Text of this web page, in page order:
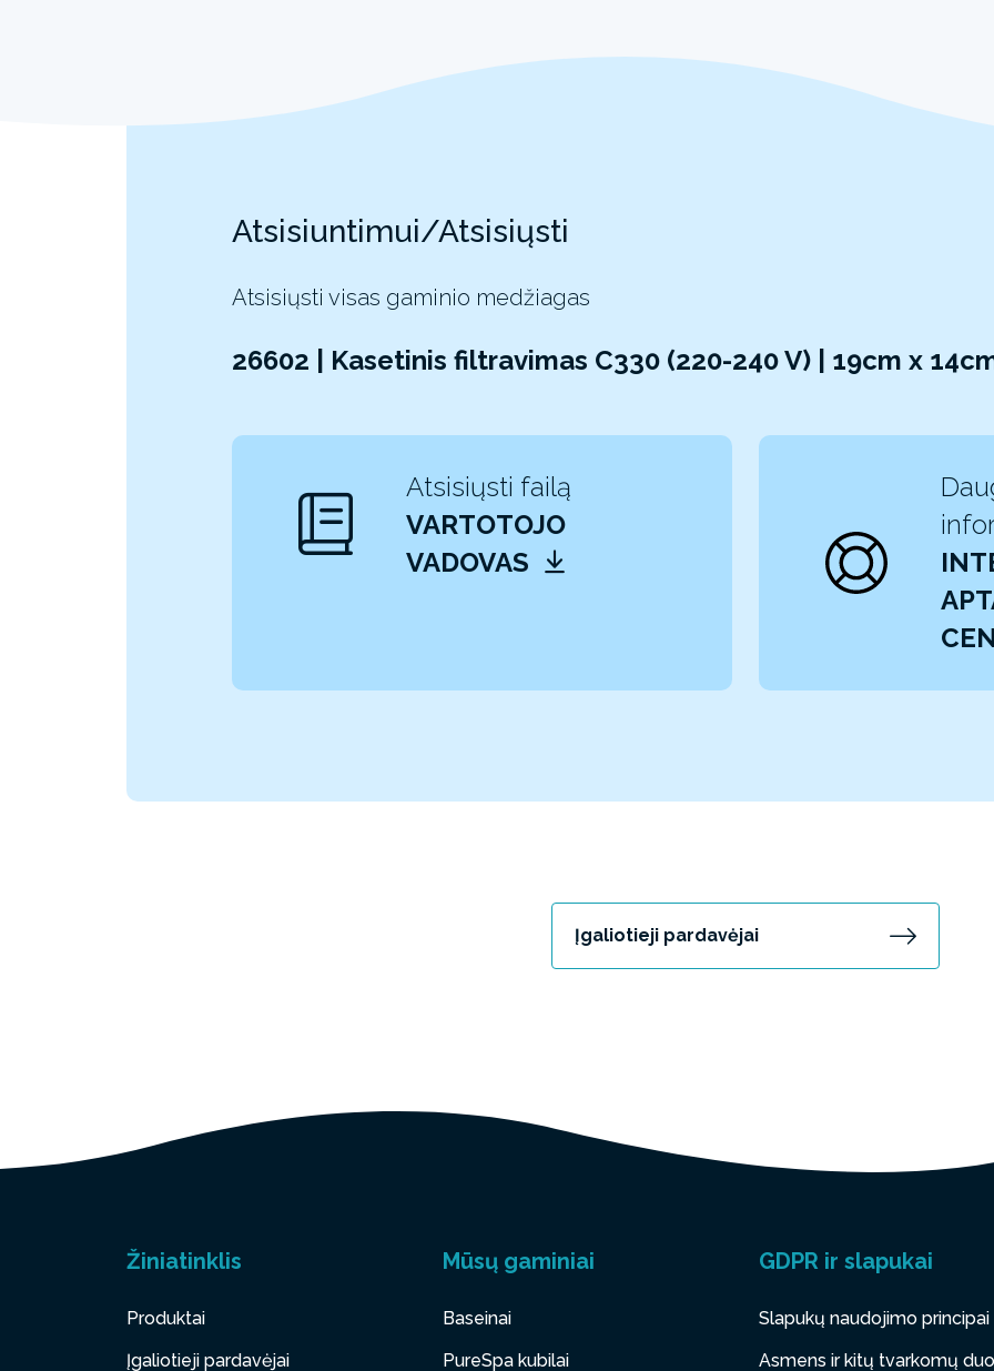
Atsisiuntimui/Atsisiųsti
Atsisiųsti visas gaminio medžiagas
26602 | Kasetinis filtravimas C330 (220-240 V) | 19cm x
Atsisiųsti failą
VARTOTOJO
VADOVAS
Įgaliotieji pardavėjai
Žiniatinklis
Produktai
Įgaliotieji pardavėjai
Mūsų gaminiai
Baseinai
PureSpa kubilai
GDPR ir slapukai
Slapukų naudojimo principai
Asmens ir kitų tvarkomų